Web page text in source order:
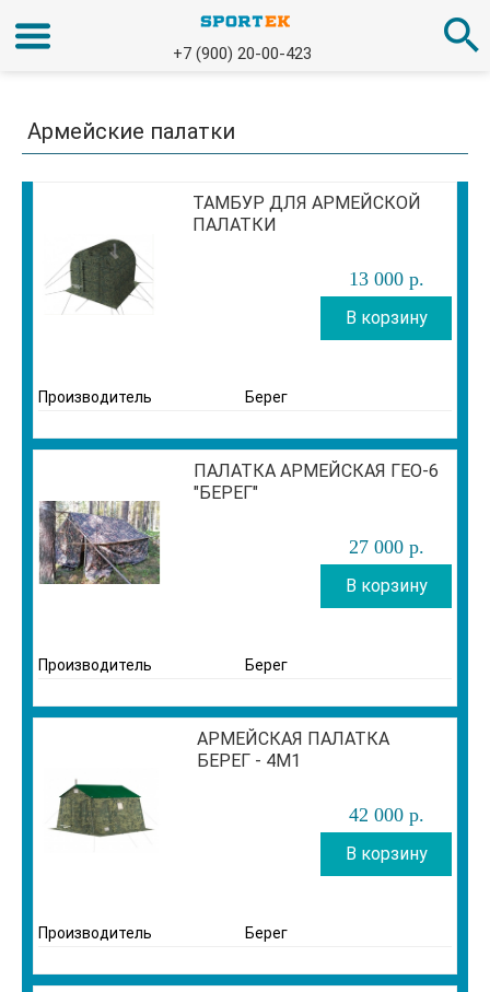
+7 (900) 20-00-423
Армейские палатки
ТАМБУР ДЛЯ АРМЕЙСКОЙ
ПАЛАТКИ
13 000р.
В корзину
Производитель Берег
ПАЛАТКА АРМЕЙСКАЯ ГЕО-6
"БЕРЕГ"
27 000р.
В корзину
Производитель Берег
АРМЕЙСКАЯ ПАЛАТКА
БЕРЕГ - 4М1
42 000р.
В корзину
Производитель Берег